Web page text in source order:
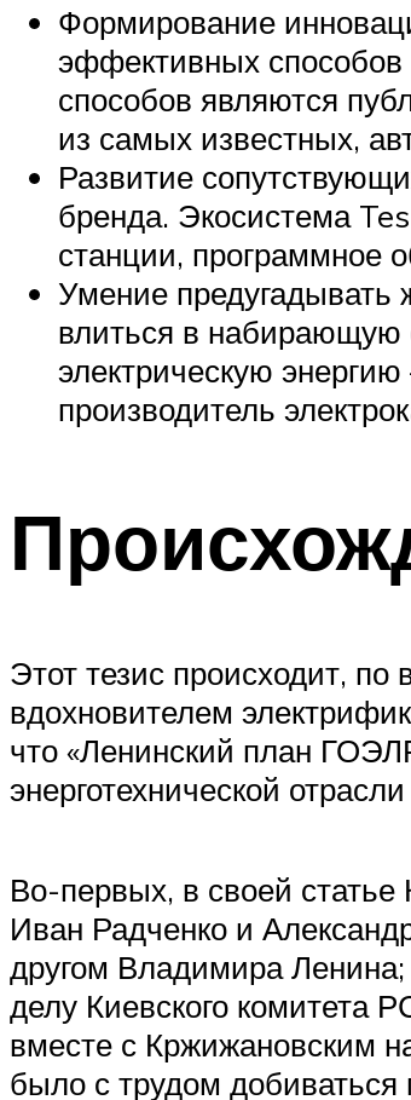
Формирование
эффективных способов
способов являются
из самых известных,
Развитие
бренда. Экосистема
станции, программное
Умение предугадывать
влиться в набирающую
электрическую
производитель
Этот тезис происходит,
вдохновителем
что «Ленинский план
энерготехнической
Во-первых, в своей статье
Иван Радченко и
другом Владимира
делу Киевского комитета
вместе с Кржижановским
было с трудом добиваться